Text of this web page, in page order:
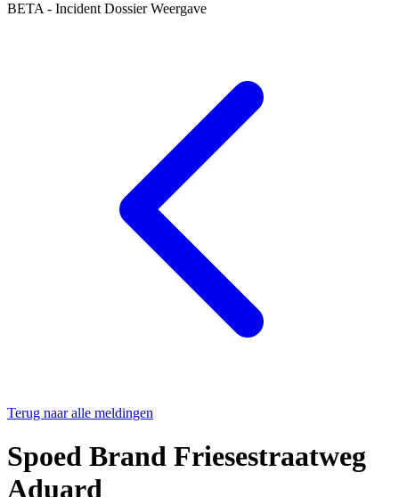
BETA - Incident Dossier Weergave
Terug naar alle meldingen
Spoed Brand Friesestraatweg
Aduard